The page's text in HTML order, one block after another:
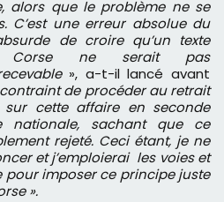
alors que le problème ne se
C’est une erreur absolue du
de croire qu’un texte
ne serait pas
», a-t-il lancé avant
contraint de procéder au retrait
cette affaire en seconde
nationale, sachant que ce
rejeté. Ceci étant, je ne
et j’emploierai les voies et
pour imposer ce principe juste
».